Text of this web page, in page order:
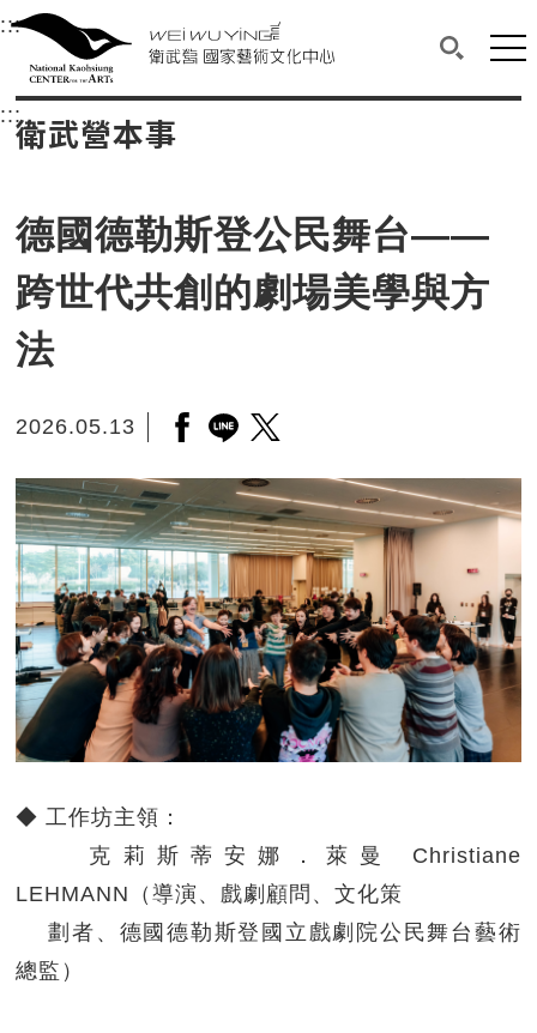
衛武營國家藝術文化中心
中央內容區塊，為本頁主要內容區。
:::選單連結區塊，此區塊列有本網站主要連結。
衛武營國家藝術文化中心
搜尋(開
網
:::中央內容區塊，為本頁主要內容區。
衛武營本事
德國德勒斯登公民舞台——
跨世代共創的劇場美學與方
法
2026.05.13 另開新視窗分享至facebook
另開新視窗分享至line
另開新視窗分享至twitter
◆ 工作坊主領：
克莉斯蒂安娜．萊曼 Christiane
LEHMANN（導演、戲劇顧問、文化策
劃者、德國德勒斯登國立戲劇院公民舞台藝術
總監）